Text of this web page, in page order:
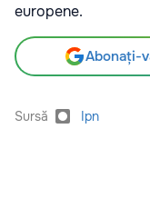
europene.
Abonați-
Sursă Ipn